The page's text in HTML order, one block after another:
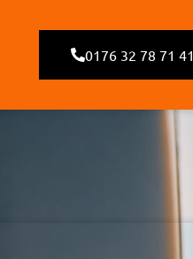
0176 32 78 71 41